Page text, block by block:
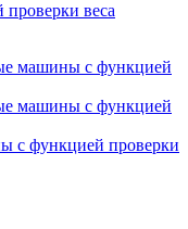
веса
машины с функцией
машины с функцией
с функцией проверки